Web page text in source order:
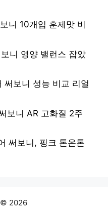
니 10개입 훈제맛 비
니 영양 밸런스 잡았
써보니 성능 비교 리얼
보니 AR 고화질 2주
써보니, 핑크 톤온톤
2026